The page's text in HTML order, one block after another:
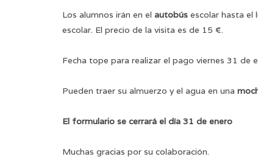
Los alumnos irán en el autobús escolar hasta el
escolar. El precio de la visita es de 15 €.
Fecha tope para realizar el pago viernes 31 de
Pueden traer su almuerzo y el agua en una
El formulario se cerrará el día 31 de enero
Muchas gracias por su colaboración.